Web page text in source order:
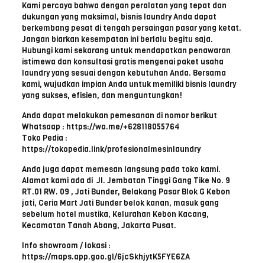
Kami percaya bahwa dengan peralatan yang tepat dan
dukungan yang maksimal, bisnis laundry Anda dapat
berkembang pesat di tengah persaingan pasar yang ketat.
Jangan biarkan kesempatan ini berlalu begitu saja.
Hubungi kami sekarang untuk mendapatkan penawaran
istimewa dan konsultasi gratis mengenai paket usaha
laundry yang sesuai dengan kebutuhan Anda. Bersama
kami, wujudkan impian Anda untuk memiliki bisnis laundry
yang sukses, efisien, dan menguntungkan!
Anda dapat melakukan pemesanan di nomor berikut
Whatsaap : https://wa.me/+628118055764
Toko Pedia :
https://tokopedia.link/profesionalmesinlaundry
Anda juga dapat memesan langsung pada toko kami.
Alamat kami ada di Jl. Jembatan Tinggi Gang Tike No. 9
RT.01 RW. 09 , Jati Bunder, Belakang Pasar Blok G Kebon
jati, Ceria Mart Jati Bunder belok kanan, masuk gang
sebelum hotel mustika, Kelurahan Kebon Kacang,
Kecamatan Tanah Abang, Jakarta Pusat.
Info showroom / lokasi :
https://maps.app.goo.gl/6jcSkhjytK5FYE6ZA